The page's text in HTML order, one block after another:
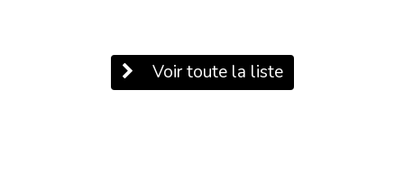
Voir toute la liste